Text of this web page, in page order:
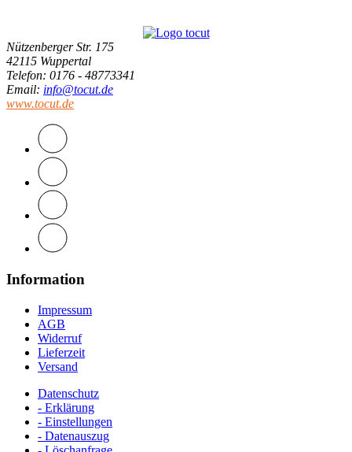
Nützenberger Str. 175
42115 Wuppertal
Telefon: 0176 - 48773341
Email: info@tocut.de
www.tocut.de
Information
Impressum
AGB
Widerruf
Lieferzeit
Versand
Datenschutz
- Erklärung
- Einstellungen
- Datenauszug